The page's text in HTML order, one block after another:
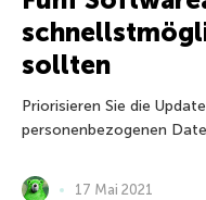
sollten
Priorisieren Sie die
personenbezogenen
17 Mai 2021